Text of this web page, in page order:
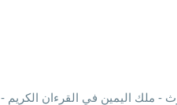
- ملك اليمين في القرءان الكريم -